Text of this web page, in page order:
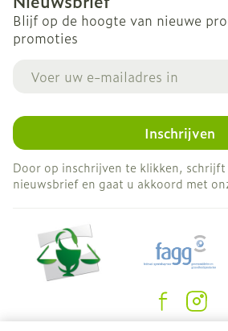
Blijf op de hoogte van nieuwe
promoties
Inschrijven
Door op inschrijven te klikken,
nieuwsbrief en gaat u akkoord met